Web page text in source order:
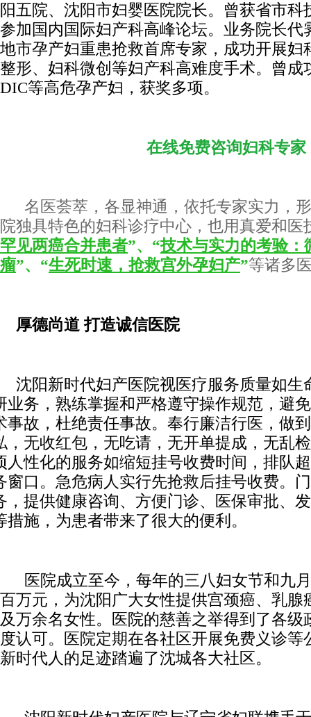
阳五院、沈阳市妇婴医院院长。曾获省市科
参加国内国际妇产科高峰论坛。业务院长代
地市孕产妇重患抢救首席专家， 成功开展妇
整形、妇科微创等妇产科高难度手术。曾成
DIC等高危孕产妇，获奖多项。
在线免费咨询妇科专家
名医荟萃，各显神通，依托专家实力，
院独具特色的妇科诊疗中心，也用真爱和医
罕见两癌合并患者”、“技术与实力的考验：
瘤”、 “生死时速，抢救宫外孕妇产”等诸多
厚德尚道 打造诚信医院
沈阳新时代妇产医院视医疗服务质量如生
业务，熟练掌握和严格遵守操作规范，避
事故，杜绝责任事故。奉行廉洁行医，做
，无收红包，无吃请，无开单提成，无乱
人性化的服务如缩短挂号收费时间，排队
窗口。急危病人实行先抢救后挂号收费。
，提供健康咨询、方便门诊、医保审批、
措施，为患者带来了很大的便利。
医院成立至今，每年的三八妇女节和九
百万元，为沈阳广大女性提供宫颈癌、乳腺
及万余名女性。医院的慈善之举得到了各级
度认可。医院定期在各社区开展免费义诊等
新时代人的足迹踏遍了沈城各大社区。